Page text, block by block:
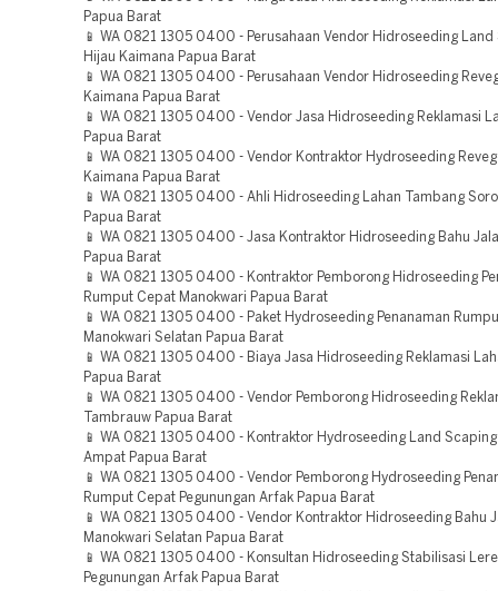
Papua Barat
📱 WA 0821 1305 0400 - Perusahaan Vendor Hidroseeding Land
Hijau Kaimana Papua Barat
📱 WA 0821 1305 0400 - Perusahaan Vendor Hidroseeding
Kaimana Papua Barat
📱 WA 0821 1305 0400 - Vendor Jasa Hidroseeding Reklamasi
Papua Barat
📱 WA 0821 1305 0400 - Vendor Kontraktor Hydroseeding
Kaimana Papua Barat
📱 WA 0821 1305 0400 - Ahli Hidroseeding Lahan Tambang
Papua Barat
📱 WA 0821 1305 0400 - Jasa Kontraktor Hidroseeding Bahu
Papua Barat
📱 WA 0821 1305 0400 - Kontraktor Pemborong Hidroseeding
Rumput Cepat Manokwari Papua Barat
📱 WA 0821 1305 0400 - Paket Hydroseeding Penanaman
Manokwari Selatan Papua Barat
📱 WA 0821 1305 0400 - Biaya Jasa Hidroseeding Reklamasi
Papua Barat
📱 WA 0821 1305 0400 - Vendor Pemborong Hidroseeding
Tambrauw Papua Barat
📱 WA 0821 1305 0400 - Kontraktor Hydroseeding Land Scaping
Ampat Papua Barat
📱 WA 0821 1305 0400 - Vendor Pemborong Hydroseeding
Rumput Cepat Pegunungan Arfak Papua Barat
📱 WA 0821 1305 0400 - Vendor Kontraktor Hidroseeding Bahu
Manokwari Selatan Papua Barat
📱 WA 0821 1305 0400 - Konsultan Hidroseeding Stabilisasi
Pegunungan Arfak Papua Barat